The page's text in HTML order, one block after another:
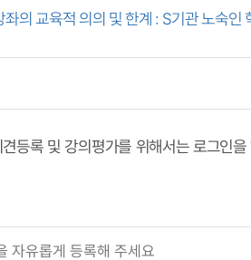
의 교육적 의의 및 한계 : S기관 노숙인
등록 및 강의평가를 위해서는 로그인